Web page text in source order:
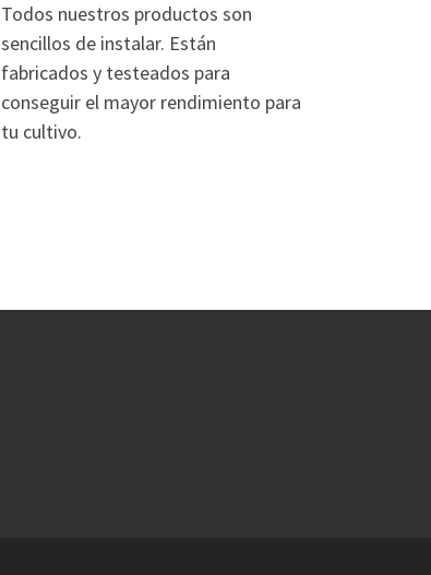
Todos nuestros productos son
sencillos de instalar. Están
fabricados y testeados para
conseguir el mayor rendimiento para
tu cultivo.